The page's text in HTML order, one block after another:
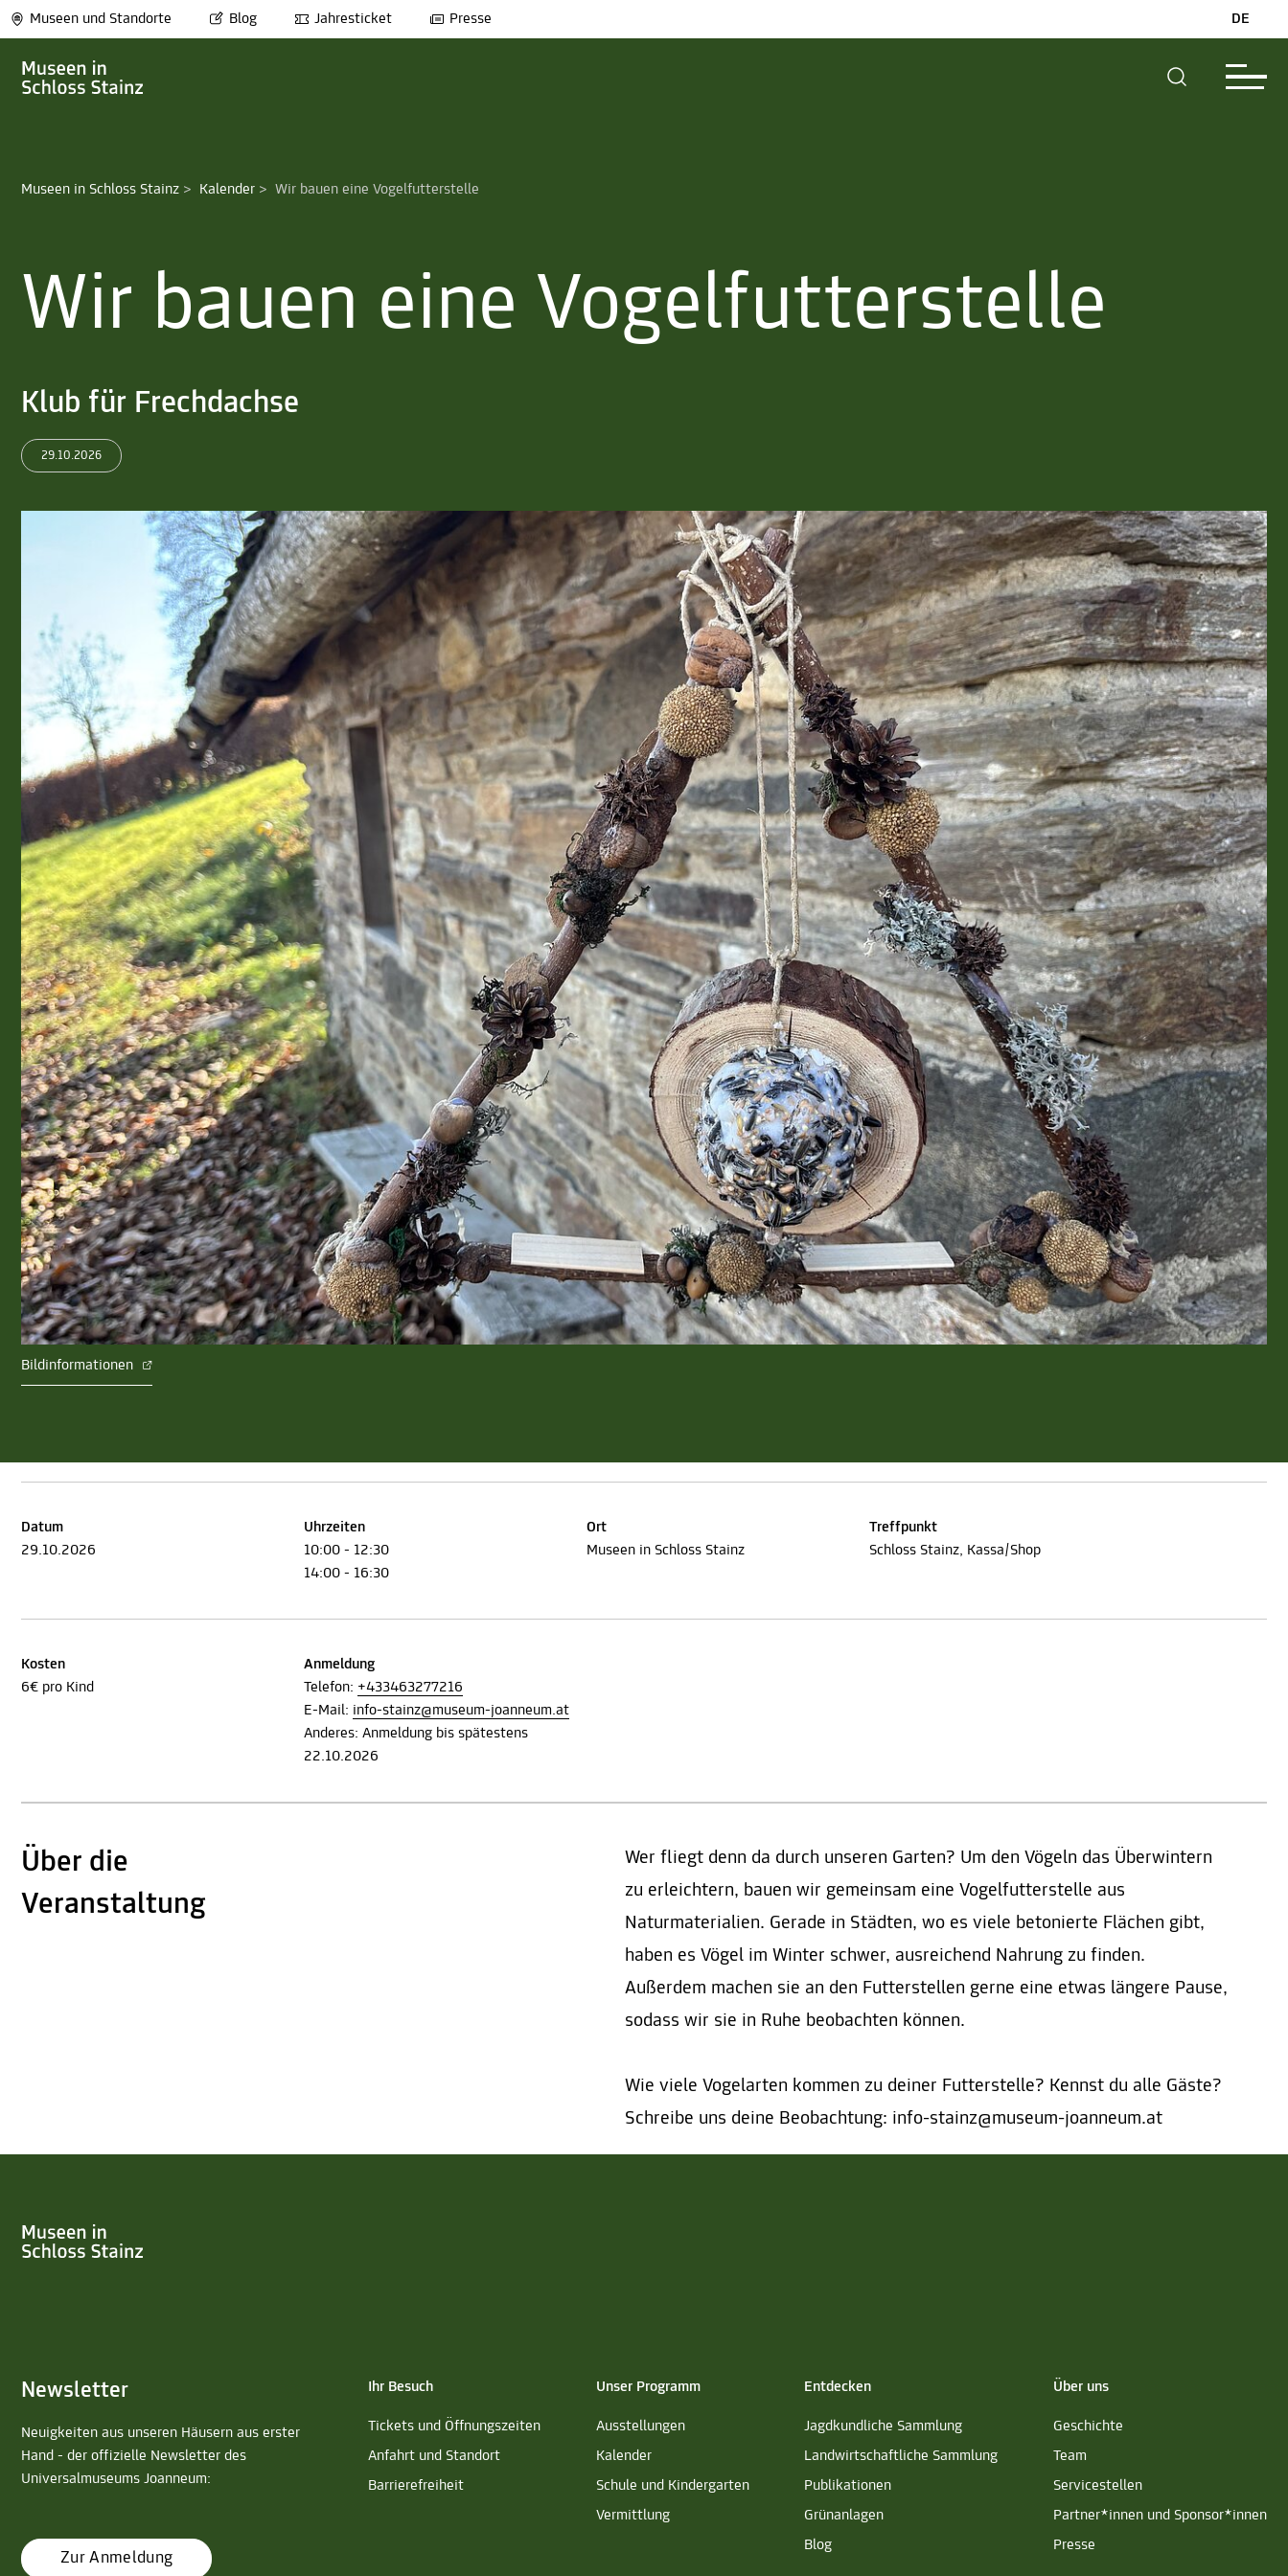
Museen und Standorte Blog Jahresticket Presse DE
Museen in Schloss Stainz > Kalender > Wir bauen eine Vogelfutterstelle
Wir bauen eine Vogelfutterstelle
Klub für Frechdachse
29.10.2026
Bildinformationen
Datum
29.10.2026
Uhrzeiten
10:00 - 12:30
14:00 - 16:30
Ort
Museen in Schloss Stainz
Treffpunkt
Schloss Stainz, Kassa/Shop
Kosten
6€ pro Kind
Anmeldung
Telefon: +433463277216
E-Mail: info-stainz@museum-joanneum.at
Anderes: Anmeldung bis spätestens
22.10.2026
Über die
Veranstaltung
Wer fliegt denn da durch unseren Garten? Um den Vögeln das Überwintern
zu erleichtern, bauen wir gemeinsam eine Vogelfutterstelle aus
Naturmaterialien. Gerade in Städten, wo es viele betonierte Flächen gibt,
haben es Vögel im Winter schwer, ausreichend Nahrung zu finden.
Außerdem machen sie an den Futterstellen gerne eine etwas längere Pause,
sodass wir sie in Ruhe beobachten können.
Wie viele Vogelarten kommen zu deiner Futterstelle? Kennst du alle Gäste?
Schreibe uns deine Beobachtung: info-stainz@museum-joanneum.at
Newsletter
Neuigkeiten aus unseren Häusern aus erster
Hand - der offizielle Newsletter des
Universalmuseums Joanneum:
Zur Anmeldung
Ihr Besuch
Tickets und Öffnungszeiten
Anfahrt und Standort
Barrierefreiheit
Unser Programm
Ausstellungen
Kalender
Schule und Kindergarten
Vermittlung
Entdecken
Jagdkundliche Sammlung
Landwirtschaftliche Sammlung
Publikationen
Grünanlagen
Blog
Über uns
Geschichte
Team
Servicestellen
Partner*innen und Sponsor*innen
Presse